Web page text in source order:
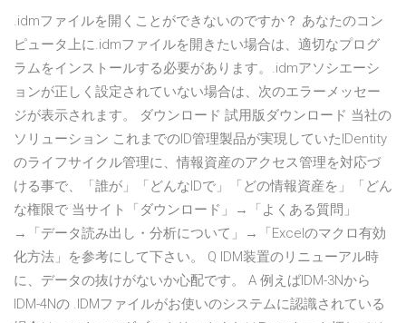
.idmファイルを開くことができないのですか？ あなたのコン
ピュータ上に.idmファイルを開きたい場合は、適切なプログ
ラムをインストールする必要があります。.idmアソシエーシ
ョンが正しく設定されていない場合は、次のエラーメッセー
ジが表示されます。 ダウンロード 試用版ダウンロード 当社の
ソリューション これまでのID管理製品が実現していたIDentity
のライフサイクル管理に、情報資産のアクセス管理を対応づ
ける事で、「誰が」「どんなIDで」「どの情報資産を」「どん
な権限で 当サイト「ダウンロード」→「よくある質問」
→「データ読み出し・分析について」→「Excelのマクロ有効
化方法」を参考にして下さい。 Q IDM装置のリニューアル時
に、データの抜けがないか心配です。 A 例えばIDM-3Nから
IDM-4Nの .IDMファイルがお使いのシステムに認識されている